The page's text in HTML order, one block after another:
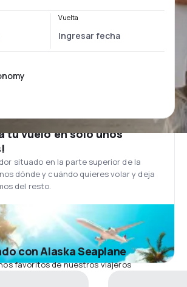
Vuelta
tu vuelo en solo unos
situado en la parte superior de la
dónde y cuándo quieres volar y deja
del resto.
con Alaska Seaplane
favoritos de nuestros viajeros